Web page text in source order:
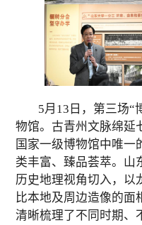
5月 13 日，第三场“
物馆。古青州文脉绵延
国家一级博物馆中唯一
类丰富、臻品荟萃。 山
历史地理视角切入，以
比本地及周边造像的面
清晰梳理了不同时期、